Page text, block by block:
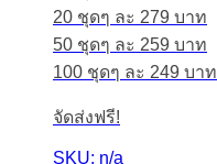
20 ชุดๆ ละ 279 บาท
50 ชุดๆ ละ 259 บาท
100 ชุดๆ ละ 249 บาท
จัดส่งฟรี!
SKU: n/a